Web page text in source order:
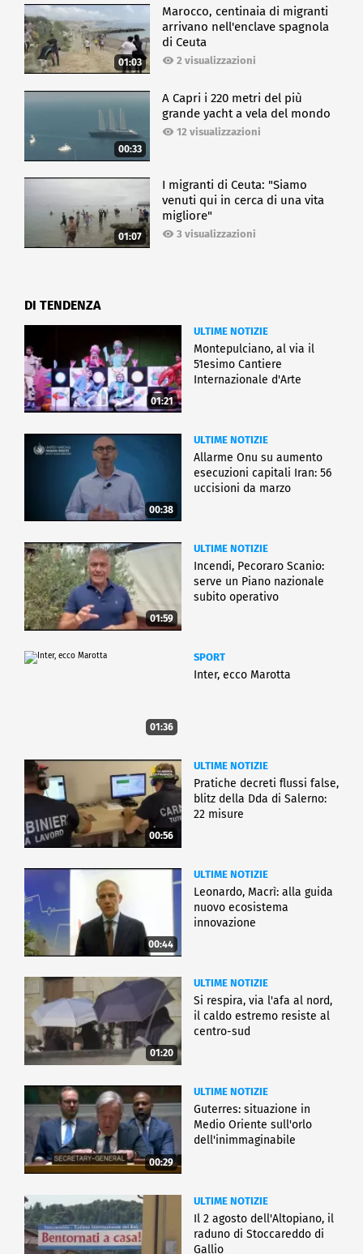
01:03
Marocco, centinaia di migranti
arrivano nell'enclave spagnola
di Ceuta
2 visualizzazioni
00:33
A Capri i 220 metri del più
grande yacht a vela del mondo
12 visualizzazioni
01:07
I migranti di Ceuta: "Siamo
venuti qui in cerca di una vita
migliore"
3 visualizzazioni
DI TENDENZA
01:21
ULTIME NOTIZIE
Montepulciano, al via il
51esimo Cantiere
Internazionale d'Arte
00:38
ULTIME NOTIZIE
Allarme Onu su aumento
esecuzioni capitali Iran: 56
uccisioni da marzo
01:59
ULTIME NOTIZIE
Incendi, Pecoraro Scanio:
serve un Piano nazionale
subito operativo
01:36
SPORT
Inter, ecco Marotta
00:56
ULTIME NOTIZIE
Pratiche decreti flussi false,
blitz della Dda di Salerno:
22 misure
00:44
ULTIME NOTIZIE
Leonardo, Macrì: alla guida
nuovo ecosistema
innovazione
01:20
ULTIME NOTIZIE
Si respira, via l'afa al nord,
il caldo estremo resiste al
centro-sud
00:29
ULTIME NOTIZIE
Guterres: situazione in
Medio Oriente sull'orlo
dell'inimmaginabile
ULTIME NOTIZIE
Il 2 agosto dell'Altopiano, il
raduno di Stoccareddo di
Gallio